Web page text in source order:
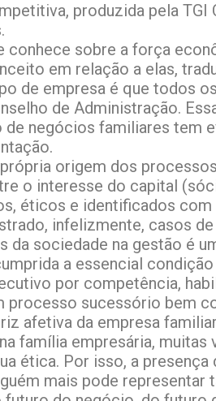
produzida pela
conhece sobre a força
em relação a elas,
de empresa é que todos
de Administração.
negócios familiares tem
origem dos
o interesse do capital
éticos e identificados
infelizmente, casos
da sociedade na gestão é
a essencial
por competência,
processo sucessório bem
afetiva da empresa
família empresária,
ética. Por isso, a
mais pode representar